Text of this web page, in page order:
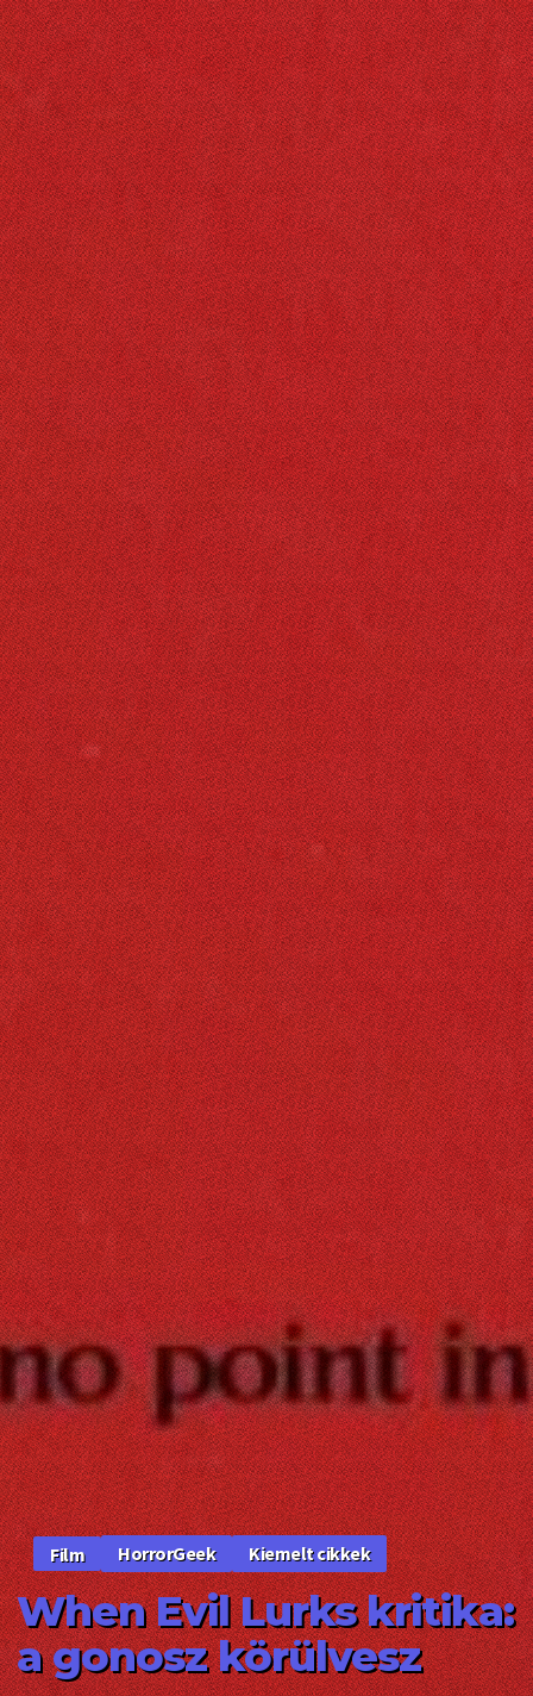
Film HorrorGeek Kiemelt cikkek
When Evil Lurks kritika:
a gonosz körülvesz